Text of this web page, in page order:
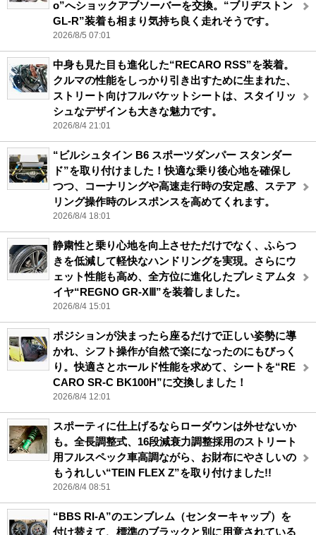
o”へショックアブソーバーを交換。“ブリヂストン
GL-R”装着も相まり気持ち良く走れそうです。
2026/8/5 07:01
中身も見た目も進化した“RECARO RSS”を装着。
クルマの性能をしっかり引き出すために生まれた、
ストリート向けフルバケットシートは、スタイリッ
シュなデザインも大きな魅力です。
2026/8/4 21:01
“ビルシュタイン B6 スポーツダンパー スタンダー
ド”を取り付けました！快適な乗り後心地を確保し
つつ、コーナリングや高速走行時の安定感、ステア
リング操作時のレスポンスを高めてくれます。
2026/8/4 18:01
静粛性と乗り心地を向上させただけでなく、ふらつ
きを低減して軽快なハンドリングを実現。さらにウ
ェット性能も高め、全方位に進化したプレミアムタ
イヤ“REGNO GR-XⅢ”を装着しました。
2026/8/4 15:01
ポジションが決まったら座るだけで正しい姿勢に導
かれ、シフト操作が自然で楽になったのにもびっく
り。快適さとホールド性能を求めて、シートを“RE
CARO SR-C BK100H”に交換しました！
2026/8/4 12:01
スポーティに仕上げるならローダウンは外せないか
も。全長調整式、16段減衰力調整採用のストリート
用フルスペック車高調ながら、お財布にやさしいの
もうれしい“TEIN FLEX Z”を取り付けました!!
2026/8/4 08:51
“BBS RI-A”のエンブレム（センターキャップ）を
付け替えて、標準のブラックと別に用意されている